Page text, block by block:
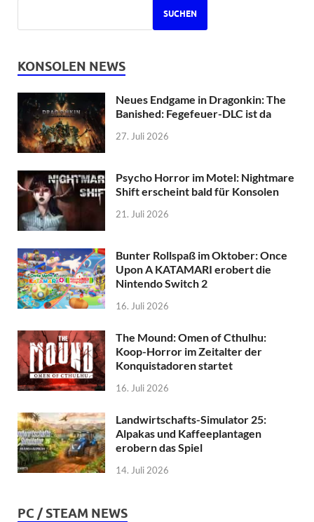
SUCHEN
KONSOLEN NEWS
Neues Endgame in Dragonkin: The
Banished: Fegefeuer-DLC ist da
27. Juli 2026
Psycho Horror im Motel: Nightmare
Shift erscheint bald für Konsolen
21. Juli 2026
Bunter Rollspaß im Oktober: Once
Upon A KATAMARI erobert die
Nintendo Switch 2
16. Juli 2026
The Mound: Omen of Cthulhu:
Koop-Horror im Zeitalter der
Konquistadoren startet
16. Juli 2026
Landwirtschafts-Simulator 25:
Alpakas und Kaffeeplantagen
erobern das Spiel
14. Juli 2026
PC / STEAM NEWS